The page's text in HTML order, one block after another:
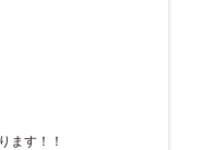
ます！！